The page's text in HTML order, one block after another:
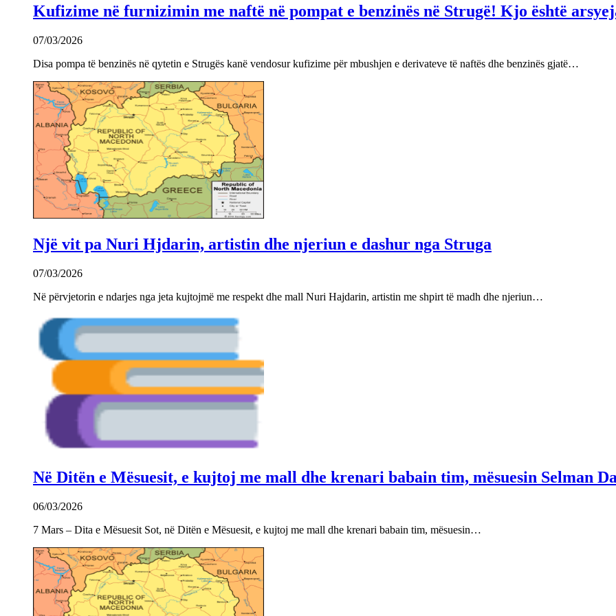
Kufizime në furnizimin me naftë në pompat e benzinës në Strugë! Kjo është
07/03/2026
Disa pompa të benzinës në qytetin e Strugës kanë vendosur kufizime për mbushjen e derivateve të naftës dhe benzinës gjatë…
Një vit pa Nuri Hjdarin, artistin dhe njeriun e dashur nga Struga
07/03/2026
Në përvjetorin e ndarjes nga jeta kujtojmë me respekt dhe mall Nuri Hajdarin, artistin me shpirt të madh dhe njeriun…
Në Ditën e Mësuesit, e kujtoj me mall dhe krenari babain tim, mësuesin Selman
06/03/2026
7 Mars – Dita e Mësuesit Sot, në Ditën e Mësuesit, e kujtoj me mall dhe krenari babain tim, mësuesin…